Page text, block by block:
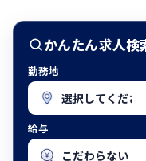
かんたん求人検
勤務地
給与